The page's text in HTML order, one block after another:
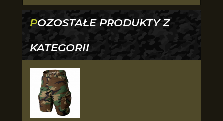
POZOSTAŁE PRODUKTY Z
KATEGORII